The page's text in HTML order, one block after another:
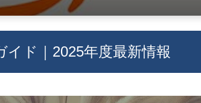
ド｜2025年度最新情報